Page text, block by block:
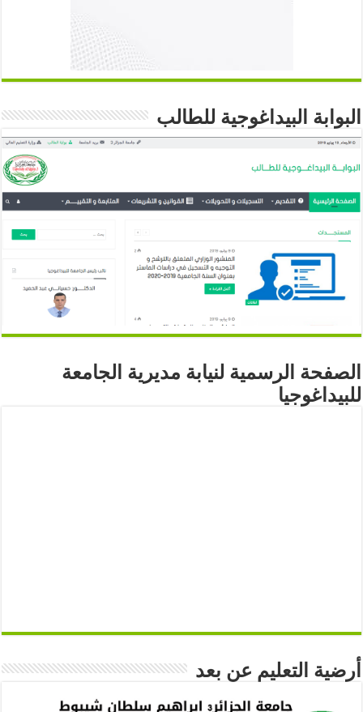
البوابة البيداغوجية للطالب
الصفحة الرسمية لنيابة مديرية الجامعة
للبيداغوجيا
أرضية التعليم عن بعد